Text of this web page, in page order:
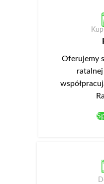
Oferujemy